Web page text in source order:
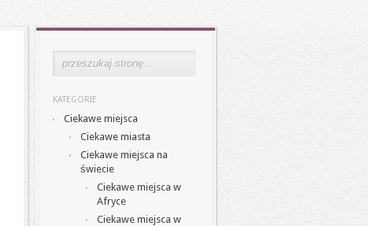
KATEGORIE
Ciekawe miejsca
Ciekawe miasta
Ciekawe miejsca na
świecie
Ciekawe miejsca w
Afryce
Ciekawe miejsca w